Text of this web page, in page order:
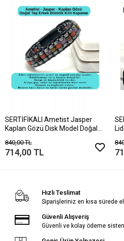
SERTİFİKALI Ametist Jasper
Kaplan Gözü Disk Model Doğal
840,00 TL
714,00 TL
Hızlı Teslimat
Siparişleriniz en kısa sürede
Güvenli Alışveriş
Güvenli ve kolay ödeme